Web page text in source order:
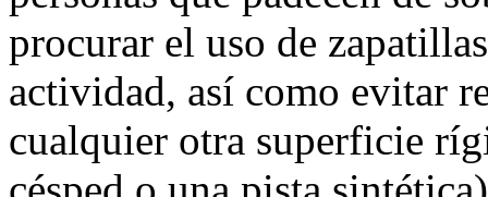
procurar el uso de
actividad, así como evitar
cualquier otra superficie